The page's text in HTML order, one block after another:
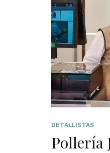
DETALLISTAS
Pollería